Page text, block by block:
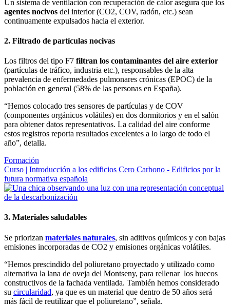
Un sistema de ventilación con recuperación de calor asegura que los
agentes nocivos del interior (CO2, COV, radón, etc.) sean
continuamente expulsados hacia el exterior.
2. Filtrado de partículas nocivas
Los filtros del tipo F7 filtran los contaminantes del aire exterior
(partículas de tráfico, industria etc.), responsables de la alta
prevalencia de enfermedades pulmonares crónicas (EPOC) de la
población en general (58% de las personas en España).
“Hemos colocado tres sensores de partículas y de COV
(componentes orgánicos volátiles) en dos dormitorios y en el salón
para obtener datos representativos. La calidad del aire conforme
estos registros reporta resultados excelentes a lo largo de todo el
año”, detalla.
Formación
Curso | Introducción a los edificios Cero Carbono - Edificios por la
futura normativa española
3. Materiales saludables
Se priorizan materiales naturales, sin aditivos químicos y con bajas
emisiones incorporadas de CO2 y emisiones orgánicas volátiles.
“Hemos prescindido del poliuretano proyectado y utilizado como
alternativa la lana de oveja del Montseny, para rellenar los huecos
constructivos de la fachada ventilada. También hemos considerado
su circularidad, ya que es un material que dentro de 50 años será
más fácil de reutilizar que el poliuretano”, señala.